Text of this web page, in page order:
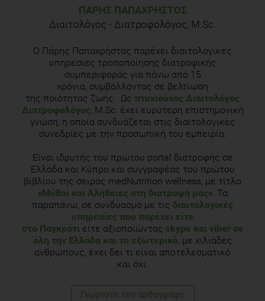
ΠΆΡΗΣ ΠΑΠΑΧΡΉΣΤΟΣ
Διαιτολόγος - Διατροφολόγος, M.Sc.
Ο Πάρης Παπαχρήστος παρέχει διαιτολογικές
υπηρεσίες τροποποίησης διατροφικής
συμπεριφοράς για πάνω από 15
χρόνια, συμβάλλοντας σε βελτίωση
της ποιότητας ζωής. Ως πτυχιούχος Διαιτολόγος
Διατροφολόγος, M.Sc. έχει ευρύτερη επιστημονική
γνώση, η οποία συνδυάζεται στις διαιτολογικές
συνεδρίες με την προσωπική του εμπειρία.
Είναι ιδρυτής του πρώτου portal διατροφής σε
Ελλάδα και Κύπρο και συγγραφέας του πρώτου
βιβλίου της σειράς medNutrition wellness, με τίτλο
«Μύθοι και Αλήθειες στη διατροφή μας». Τα
παραπάνω, σε συνδυασμό με τις διαιτολογικές
υπηρεσίες που παρέχει είτε
στο Παγκράτι είτε αξιοποιώντας skype και viber σε
όλη την Ελλάδα και το εξωτερικό, με χιλιάδες
ανθρώπους, έχει δει τι είναι αποτελεσματικό
και όχι.
Γνωρίστε τoν αρθογράφο